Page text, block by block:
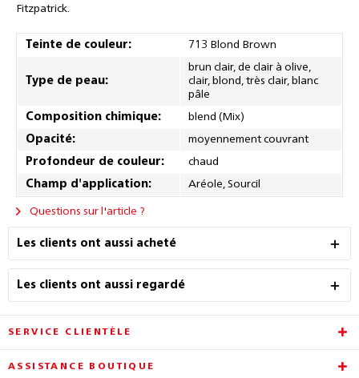
Fitzpatrick.
Teinte de couleur: 713 Blond Brown
Type de peau:
brun clair, de clair à olive,
clair, blond, très clair, blanc
pâle
Composition chimique:
blend (Mix)
Opacité:
moyennement couvrant
Profondeur de couleur:
chaud
Champ d'application:
Aréole, Sourcil
Questions sur l'article ?
Les clients ont aussi acheté
Les clients ont aussi regardé
SERVICE CLIENTÈLE
ASSISTANCE BOUTIQUE